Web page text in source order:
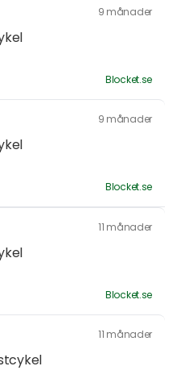
9 månader
Blocket.se
9 månader
Blocket.se
11 månader
Blocket.se
11 månader